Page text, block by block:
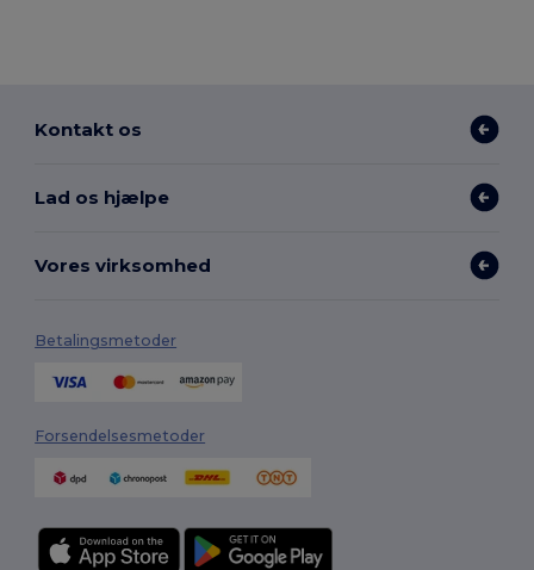
Kontakt os
Lad os hjælpe
Vores virksomhed
Betalingsmetoder
Forsendelsesmetoder